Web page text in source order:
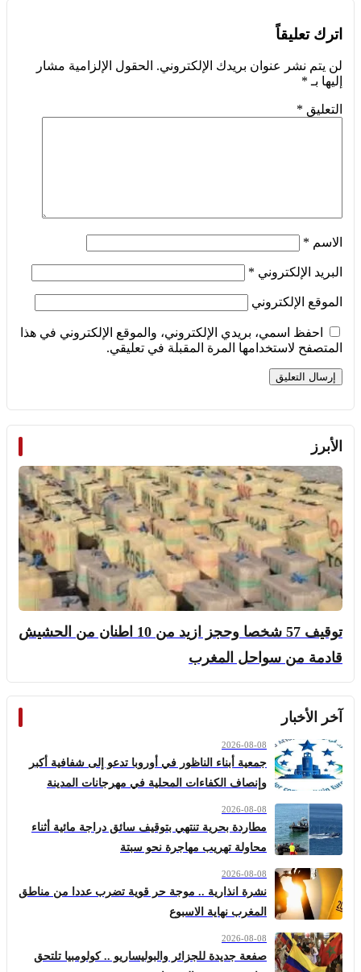
اترك تعليقاً
لن يتم نشر عنوان بريدك الإلكتروني. الحقول الإلزامية مشار
إليها بـ *
التعليق *
الاسم *
البريد الإلكتروني *
الموقع الإلكتروني
احفظ اسمي، بريدي الإلكتروني، والموقع الإلكتروني في هذا
المتصفح لاستخدامها المرة المقبلة في تعليقي.
الأبرز
توقيف 57 شخصا وحجز ازيد من 10 اطنان من الحشيش
قادمة من سواحل المغرب
آخر الأخبار
2026-08-08
جمعية أبناء الناظور في أوروبا تدعو إلى شفافية أكبر
وإنصاف الكفاءات المحلية في مهرجانات المدينة
2026-08-08
مطاردة بحرية تنتهي بتوقيف سائق دراجة مائية أثناء
محاولة تهريب مهاجرة نحو سبتة
2026-08-08
نشرة انذارية .. موجة حر قوية تضرب عددا من مناطق
المغرب نهاية الاسبوع
2026-08-08
صفعة جديدة للجزائر والبوليساريو .. كولومبيا تلتحق